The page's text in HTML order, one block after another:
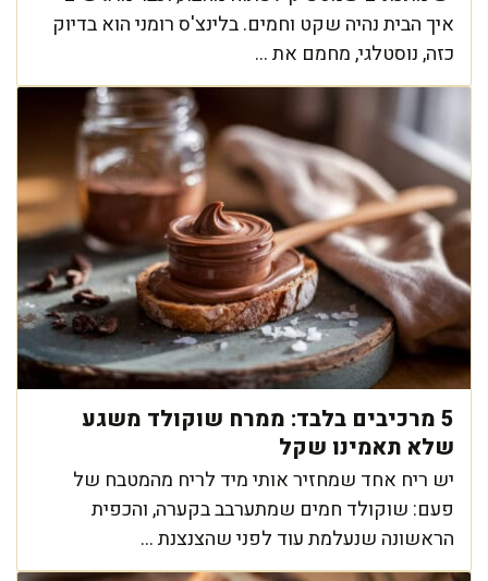
איך הבית נהיה שקט וחמים. בלינצ'ס רומני הוא בדיוק
כזה, נוסטלגי, מחמם את ...
5 מרכיבים בלבד: ממרח שוקולד משגע
שלא תאמינו שקל
יש ריח אחד שמחזיר אותי מיד לריח מהמטבח של
פעם: שוקולד חמים שמתערבב בקערה, והכפית
הראשונה שנעלמת עוד לפני שהצנצנת ...